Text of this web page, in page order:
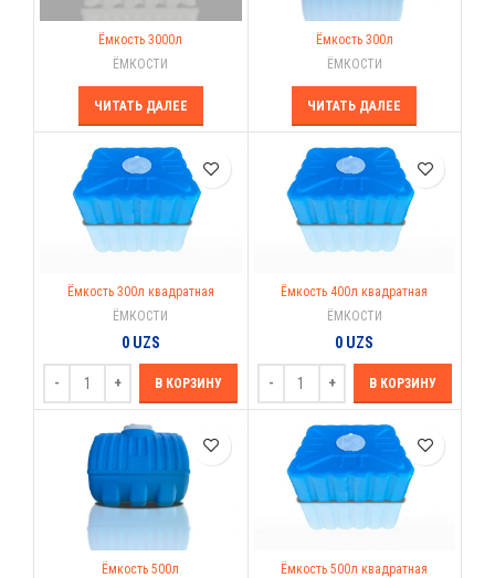
Ёмкость 3000л
ЁМКОСТИ
ЧИТАТЬ ДАЛЕЕ
Ёмкость 300л
ЁМКОСТИ
ЧИТАТЬ ДАЛЕЕ
Ёмкость 300л квадратная
ЁМКОСТИ
0 UZS
В КОРЗИНУ
Ёмкость 400л квадратная
ЁМКОСТИ
0 UZS
В КОРЗИНУ
Ёмкость 500л
Ёмкость 500л квадратная